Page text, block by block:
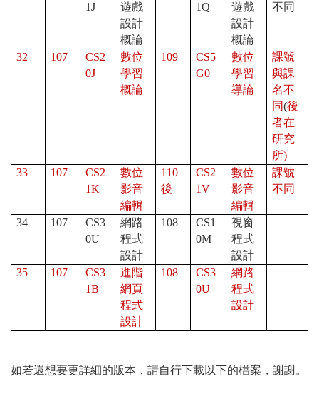
1J
遊戲
設計
概論
1Q
遊戲
設計
概論
不同
32 107
CS2
0J
數位
學習
概論
109
CS5
G0
數位
學習
導論
課號
與課
名不
同(後
者在
研究
所)
33
107
CS2
1K
數位
影音
編輯
110
後
CS2
1V
數位
影音
編輯
課號
不同
34 107
CS3
0U
網路
程式
設計
108
CS1
0M
視窗
程式
設計
35
107
CS3
1B
進階
網頁
程式
設計
108
CS3
0U
網路
程式
設計
如若還想要更詳細的版本，請自行下載以下的檔案，謝謝。